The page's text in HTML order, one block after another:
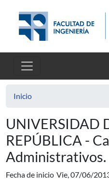
Inicio
UNIVERSIDAD
REPÚBLICA -
Administrativos.
Fecha de inicio Vie, 07/06/